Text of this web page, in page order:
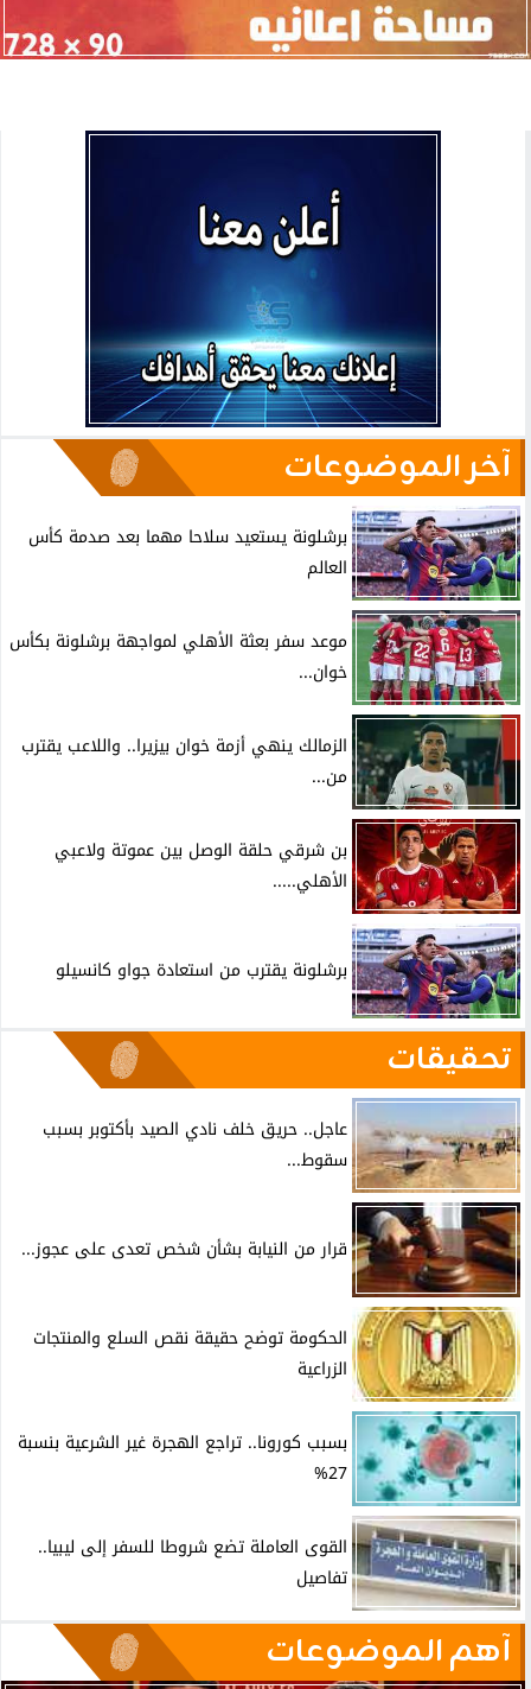
آخر الموضوعات
برشلونة يستعيد سلاحا مهما بعد صدمة كأس
العالم
موعد سفر بعثة الأهلي لمواجهة برشلونة بكأس
خوان...
الزمالك ينهي أزمة خوان بيزيرا.. واللاعب يقترب
من...
بن شرقي حلقة الوصل بين عموتة ولاعبي
الأهلي.....
برشلونة يقترب من استعادة جواو كانسيلو
تحقيقات
عاجل.. حريق خلف نادي الصيد بأكتوبر بسبب
سقوط...
قرار من النيابة بشأن شخص تعدى على عجوز...
الحكومة توضح حقيقة نقص السلع والمنتجات
الزراعية
بسبب كورونا.. تراجع الهجرة غير الشرعية بنسبة
27%
القوى العاملة تضع شروطا للسفر إلى ليبيا..
تفاصيل
آهم الموضوعات